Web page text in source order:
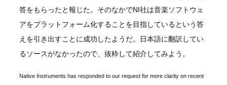
答をもらったと報じた。そのなかでNI社は音楽ソフトウェ
アをプラットフォーム化することを目指しているという答
えを引き出すことに成功したようだ。日本語に翻訳してい
るソースがなかったので、抜粋して紹介してみよう。
Native Instruments has responded to our request for more clarity on recent